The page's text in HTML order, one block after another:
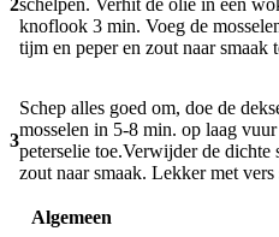
knoflook 3 min. Voeg de
tijm en peper en zout naar smaak
3
Schep alles goed om, doe de
mosselen in 5-8 min. op laag
peterselie toe.Verwijder de dichte
zout naar smaak. Lekker met
Algemeen